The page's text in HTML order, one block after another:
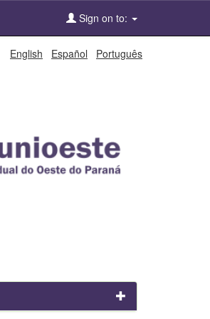
Sign on to:
English Español Português